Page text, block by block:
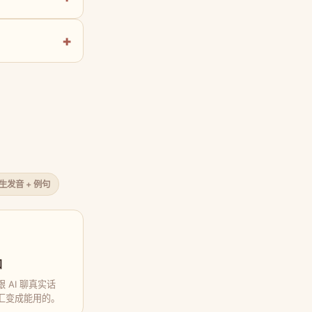
发音 + 例句
AI 聊真实话
成能用的。